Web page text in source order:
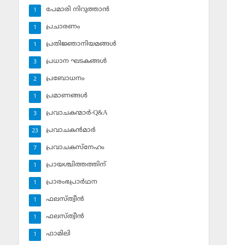
പേമാരി നിറുത്താന്‍
1
പ്രചാരണം
1
പ്രതിജ്ഞാനിയമങ്ങള്‍
1
പ്രധാന ഘടകങ്ങള്‍
3
പ്രബോധനം
2
പ്രമാണങ്ങള്‍
1
പ്രവാചകന്മാര്‍-Q&A
3
പ്രവാചകന്‍മാര്‍
23
പ്രവാചകസ്‌നേഹം
7
പ്രായശ്ചിത്തത്തിന്
1
പ്രാരംഭപ്രാര്‍ഥന
1
ഫലസ്ത്വീൻ
1
ഫലസ്ത്വീൻ
1
ഫാമിലി
1